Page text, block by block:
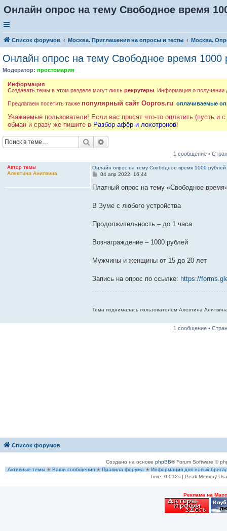
Онлайн опрос на тему Свободное время
Список форумов Москва. Приглашения на опросы и тесты Москва.
Онлайн опрос на тему Свободное время 1000
Модератор: простомария
Информация
Создавать темы в этом разделе могут лишь рекрутеры . Информация о получении
Предлагаем посетить также популярный сайт Oopros.ru: оплачиваемые
Уважаемые пользователи! Если вас просят что-то оплатить (пусть и
обман и сразу же пишите в Разбор афёр и лохотронов!
Поиск
1 сообщение •
Автор темы
Алевтина Анитвина
Онлайн опрос на тему Свободное время 1000 рублей
С
о
е
е
04 апр 2022, 16:44
Платный опрос на тему «Свободное
В Зуме с любого устройства
Продолжительность – до 1 часа
Вознаграждение – 1000 рублей
Мужчины и женщины от 15 до 20 лет
Запись на опрос по ссылке: https://
Тема поднималась пользователем Алевтина
1 сообщение •
Список форумов
Создано на основе phpBB® Forum Software ©
Активные темы ✭ Ваши сообщения ✭ Правила форума ✭ Информация для новых
Time: 0.012s | Peak Memory
Рeклама на